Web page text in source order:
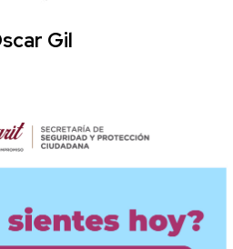
Gil